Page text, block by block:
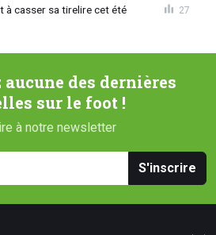
à casser sa tirelire cet été 27
aucune des dernières
sur le foot !
à notre newsletter
S'inscrire